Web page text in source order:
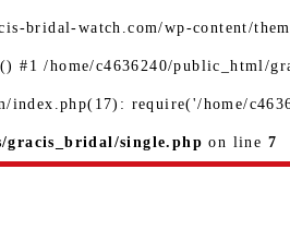
bridal-watch.com/wp-content/
#1 /home/c4636240/public_html/
index.php(17): require('/home/
gracis_bridal/single.php on line 7